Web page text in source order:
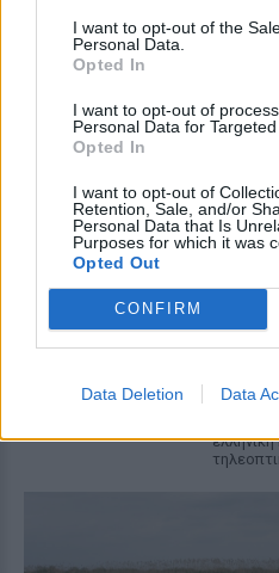
I want to opt-out of the
Personal Data.
Opted In
I want to opt-out of
Personal Data for Targeted
Opted In
I want to opt-out of
Retention, Sale, and/or
Personal Data that Is
Purposes for which it was
Opted Out
CONFIRM
Data Deletion Data
Αλογα
μέσα